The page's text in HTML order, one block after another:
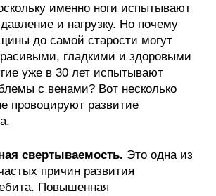
именно ноги испытывают
и нагрузку. Но почему
до самой старости могут
гладкими и здоровыми
уже в 30 лет испытывают
с венами? Вот несколько
провоцируют развитие
свертываемость. Это одна из
причин развития
Повышенная